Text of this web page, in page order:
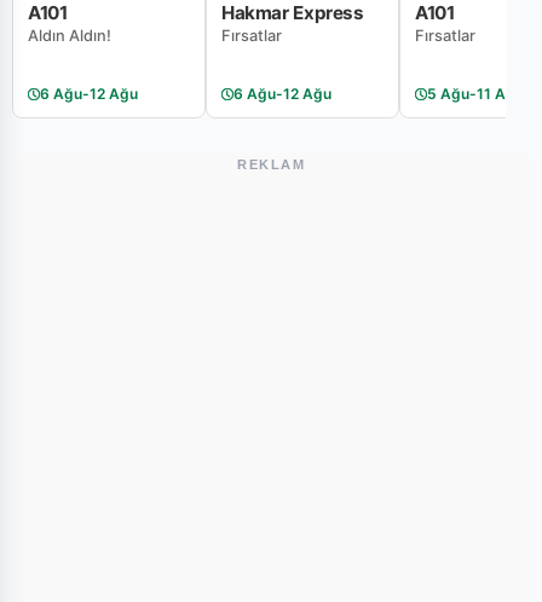
A101
Aldın Aldın!
6 Ağu-12 Ağu
Hakmar Express
Fırsatlar
6 Ağu-12 Ağu
A101
Fırsatlar
5 Ağu-11 Ağu
REKLAM